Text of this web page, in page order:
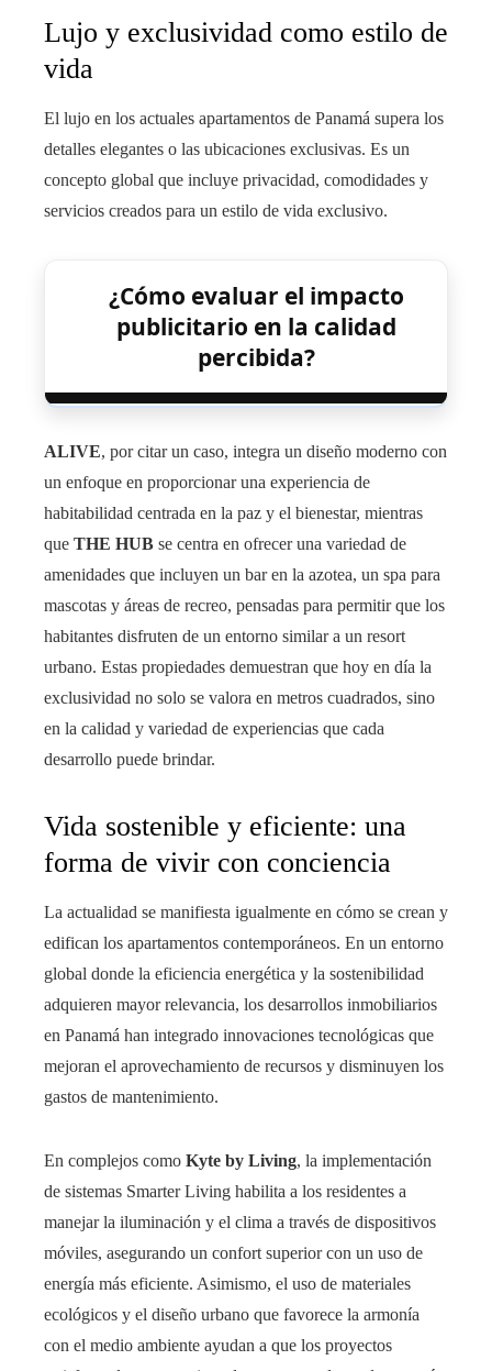
Lujo y exclusividad como estilo de
vida
El lujo en los actuales apartamentos de Panamá supera los
detalles elegantes o las ubicaciones exclusivas. Es un
concepto global que incluye privacidad, comodidades y
servicios creados para un estilo de vida exclusivo.
¿Cómo evaluar el impacto
publicitario en la calidad
percibida?
ALIVE, por citar un caso, integra un diseño moderno con
un enfoque en proporcionar una experiencia de
habitabilidad centrada en la paz y el bienestar, mientras
que THE HUB se centra en ofrecer una variedad de
amenidades que incluyen un bar en la azotea, un spa para
mascotas y áreas de recreo, pensadas para permitir que los
habitantes disfruten de un entorno similar a un resort
urbano. Estas propiedades demuestran que hoy en día la
exclusividad no solo se valora en metros cuadrados, sino
en la calidad y variedad de experiencias que cada
desarrollo puede brindar.
Vida sostenible y eficiente: una
forma de vivir con conciencia
La actualidad se manifiesta igualmente en cómo se crean y
edifican los apartamentos contemporáneos. En un entorno
global donde la eficiencia energética y la sostenibilidad
adquieren mayor relevancia, los desarrollos inmobiliarios
en Panamá han integrado innovaciones tecnológicas que
mejoran el aprovechamiento de recursos y disminuyen los
gastos de mantenimiento.
En complejos como Kyte by Living, la implementación
de sistemas Smarter Living habilita a los residentes a
manejar la iluminación y el clima a través de dispositivos
móviles, asegurando un confort superior con un uso de
energía más eficiente. Asimismo, el uso de materiales
ecológicos y el diseño urbano que favorece la armonía
con el medio ambiente ayudan a que los proyectos